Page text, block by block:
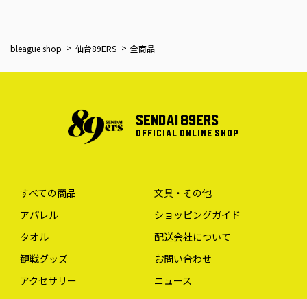
bleague shop 仙台89ERS 全商品
SENDAI 89ERS
OFFICIAL ONLINE SHOP
すべての商品
アパレル
タオル
観戦グッズ
アクセサリー
文具・その他
ショッピングガイド
配送会社について
お問い合わせ
ニュース